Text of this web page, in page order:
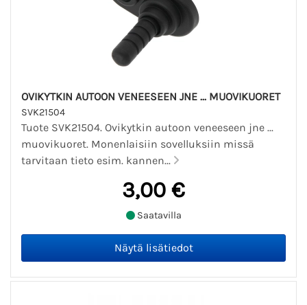
OVIKYTKIN AUTOON VENEESEEN JNE ... MUOVIKUORET
SVK21504
Tuote SVK21504. Ovikytkin autoon veneeseen jne ...
muovikuoret. Monenlaisiin sovelluksiin missä
tarvitaan tieto esim. kannen...
3,00 €
Saatavilla